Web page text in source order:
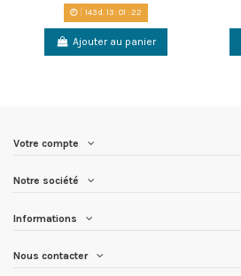
143d.13:01 :22
Ajouter au panier
Votre compte
Notre société
Informations
Nous contacter